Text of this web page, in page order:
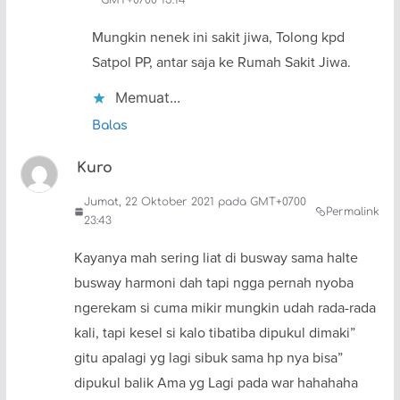
Mungkin nenek ini sakit jiwa, Tolong kpd
Satpol PP, antar saja ke Rumah Sakit Jiwa.
Memuat...
Balas
Kuro
Jumat, 22 Oktober 2021 pada GMT+0700
23:43
Permalink
Kayanya mah sering liat di busway sama halte
busway harmoni dah tapi ngga pernah nyoba
ngerekam si cuma mikir mungkin udah rada-rada
kali, tapi kesel si kalo tibatiba dipukul dimaki”
gitu apalagi yg lagi sibuk sama hp nya bisa”
dipukul balik Ama yg Lagi pada war hahahaha